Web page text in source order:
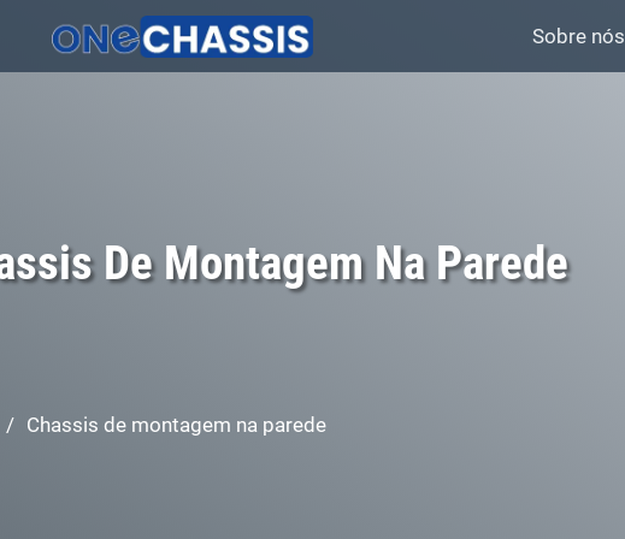
Sobre nós
De Montagem Na Parede
/ Chassis de montagem na parede